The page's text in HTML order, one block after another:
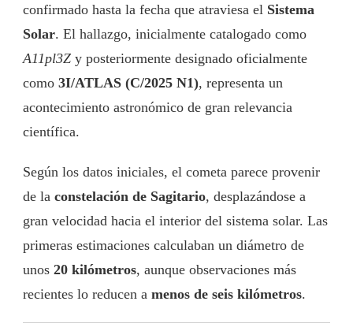
confirmado hasta la fecha que atraviesa el Sistema
Solar. El hallazgo, inicialmente catalogado como
A11pl3Z y posteriormente designado oficialmente
como 3I/ATLAS (C/2025 N1), representa un
acontecimiento astronómico de gran relevancia
científica.
Según los datos iniciales, el cometa parece provenir
de la constelación de Sagitario, desplazándose a
gran velocidad hacia el interior del sistema solar. Las
primeras estimaciones calculaban un diámetro de
unos 20 kilómetros, aunque observaciones más
recientes lo reducen a menos de seis kilómetros.